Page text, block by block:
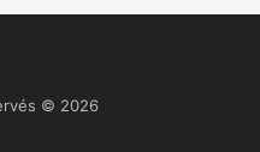
© 2026